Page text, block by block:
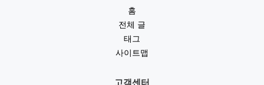
홈
전체 글
태그
사이트맵
고객센터